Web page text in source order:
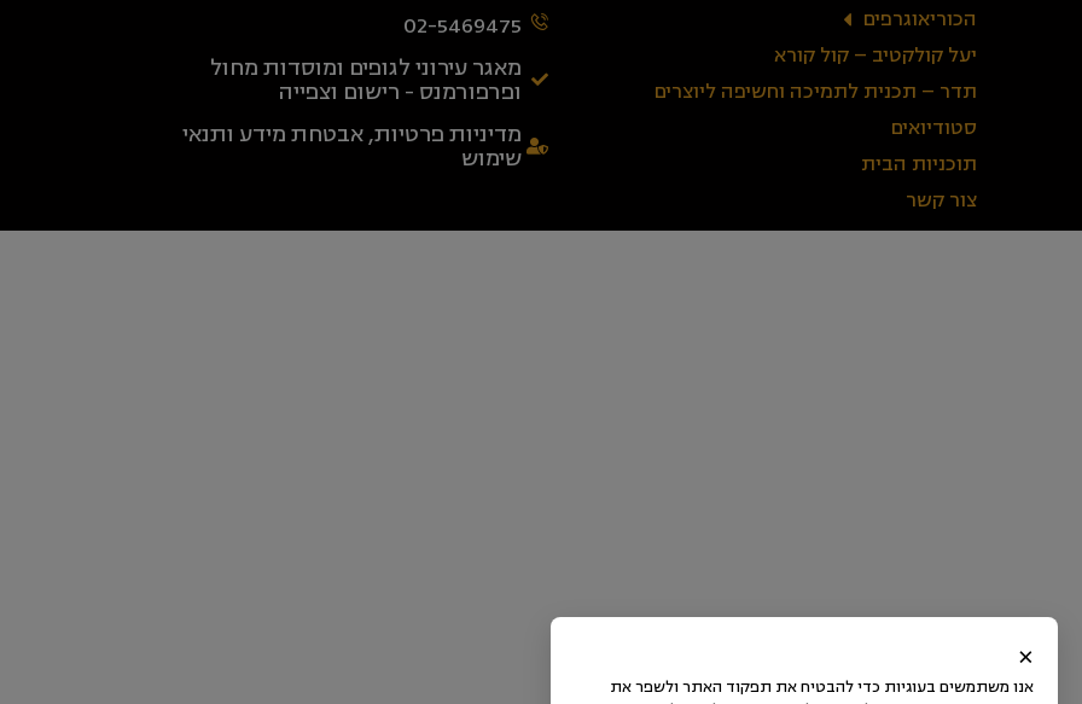
הכוריאוגרפים
יעל קולקטיב – קול קורא
תדר – תכנית לתמיכה וחשיפה ליוצרים
סטודיואים
תוכניות הבית
צור קשר
02-5469475
מאגר עירוני לגופים ומוסדות מחול
ופרפורמנס - רישום וצפייה
מדיניות פרטיות, אבטחת מידע ותנאי
שימוש
×
אנו משתמשים בעוגיות כדי להבטיח את תפקוד האתר ולשפר את